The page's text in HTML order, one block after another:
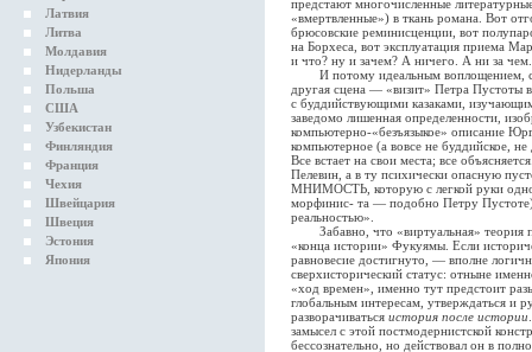
Латвия
Литва
Молдавия
Нидерланды
Польша
США
Узбекистан
Финляндия
Франция
Чехия
Швейцария
Швеция
Эстония
Япония
предстают многочисленные
«вмертвленные») в ткань романа. Вот
брюсовские реминисценции, вот
на Борхеса, вот эксплуатация приема
и что? ну и зачем? А ничего. А ни за
И потому идеальным воплощением,
другая сцена — «визит» Петра Пустоты
с буддийствующими казаками,
заведомо лишенная определенности,
компьютерно-«безъязыкое» описание
компьютерное (а вовсе не буддийское,
Все встает на свои места; все
Пелевин, а в ту психически опасную
МНИМОСТЬ, которую с легкой руки
морфинис- та — подобно Петру Пустоте)
реальностью».
Забавно, что «виртуальная» теория
«конца истории» Фукуямы. Если
равновесие достигнуто, — вполне
сверхисторический статус: отныне
«ход времен», именно тут предстоит
глобальным интересам, утверждаться и
разворачиваться история после истории
замысел с этой постмодернистской
бессознательно, но действовал он в